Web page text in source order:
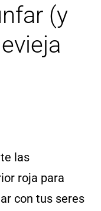
(y
las
roja para
con tus seres